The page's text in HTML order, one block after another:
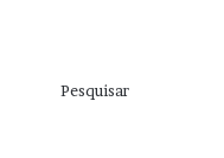
Pesquisar